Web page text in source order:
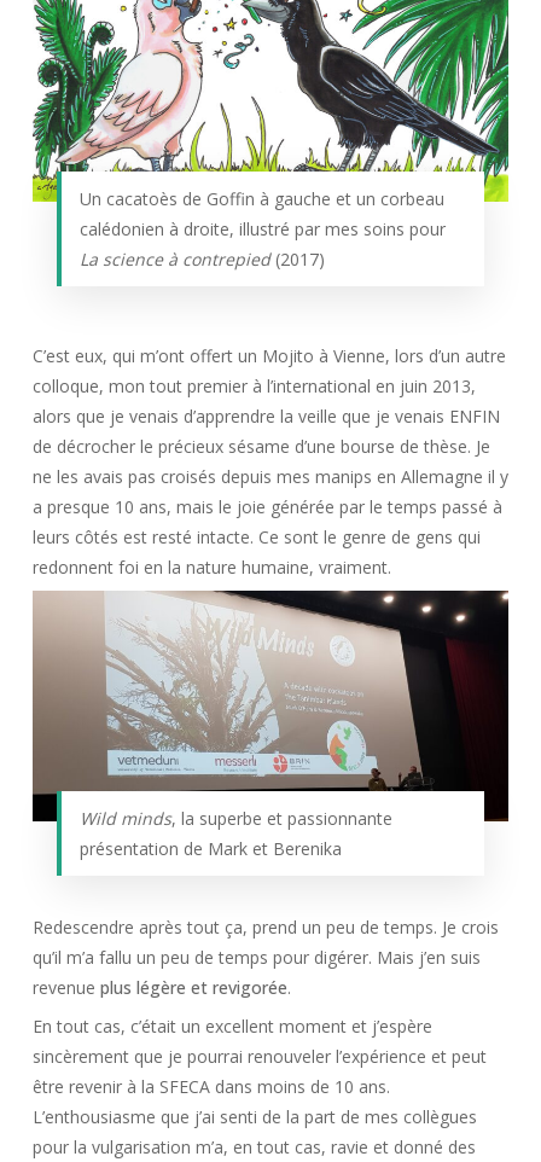
Un cacatoès de Goffin à gauche et un corbeau
calédonien à droite, illustré par mes soins pour
La science à contrepied(2017)
C’est eux, qui m’ont offert un Mojito à Vienne, lors d’un autre
colloque, mon tout premier à l’international en juin 2013,
alors que je venais d’apprendre la veille que je venais ENFIN
de décrocher le précieux sésame d’une bourse de thèse. Je
ne les avais pas croisés depuis mes manips en Allemagne il y
a presque 10 ans, mais le joie générée par le temps passé à
leurs côtés est resté intacte. Ce sont le genre de gens qui
redonnent foi en la nature humaine, vraiment.
Wild minds, la superbe et passionnante
présentation de Mark et Berenika
Redescendre après tout ça, prend un peu de temps. Je crois
qu’il m’a fallu un peu de temps pour digérer. Mais j’en suis
revenue plus légère et revigorée.
En tout cas, c’était un excellent moment et j’espère
sincèrement que je pourrai renouveler l’expérience et peut
être revenir à la SFECA dans moins de 10 ans.
L’enthousiasme que j’ai senti de la part de mes collègues
pour la vulgarisation m’a, en tout cas, ravie et donné des